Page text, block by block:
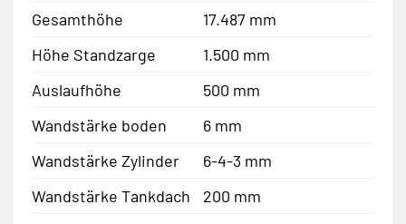
Gesamthöhe
17.487 mm
Höhe Standzarge
1.500 mm
Auslaufhöhe
500 mm
Wandstärke boden
6 mm
Wandstärke Zylinder
6-4-3 mm
Wandstärke Tankdach
200 mm